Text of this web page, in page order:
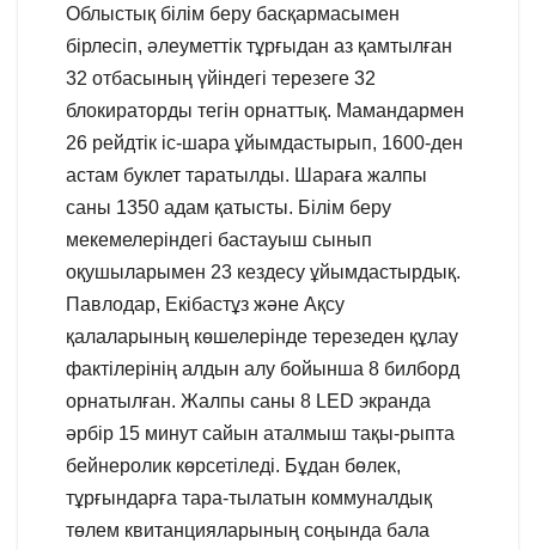
Облыстық білім беру басқармасымен
бірлесіп, әлеуметтік тұрғыдан аз қамтылған
32 отбасының үйіндегі терезеге 32
блокираторды тегін орнаттық. Мамандармен
26 рейдтік іс-шара ұйымдастырып, 1600-ден
астам буклет таратылды. Шараға жалпы
саны 1350 адам қатысты. Білім беру
мекемелеріндегі бастауыш сынып
оқушыларымен 23 кездесу ұйымдастырдық.
Павлодар, Екібастұз және Ақсу
қалаларының көшелерінде терезеден құлау
фактілерінің алдын алу бойынша 8 билборд
орнатылған. Жалпы саны 8 LED экранда
әрбір 15 минут сайын аталмыш тақы-рыпта
бейнеролик көрсетіледі. Бұдан бөлек,
тұрғындарға тара-тылатын коммуналдық
төлем квитанцияларының соңында бала